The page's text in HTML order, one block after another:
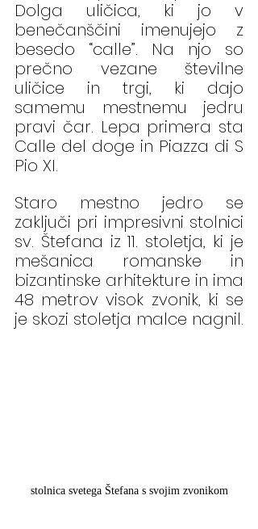
Dolga uličica, ki jo v
benečanščini imenujejo z
besedo “calle”. Na njo so
prečno vezane številne
uličice in trgi, ki dajo
samemu mestnemu jedru
pravi čar. Lepa primera sta
Calle del doge in Piazza di S
Pio XI.
Staro mestno jedro se
zaključi pri impresivni stolnici
sv. Štefana iz 11. stoletja, ki je
mešanica romanske in
bizantinske arhitekture in ima
48 metrov visok zvonik, ki se
je skozi stoletja malce nagnil.
stolnica svetega Štefana s svojim zvonikom